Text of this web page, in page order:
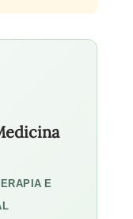
E